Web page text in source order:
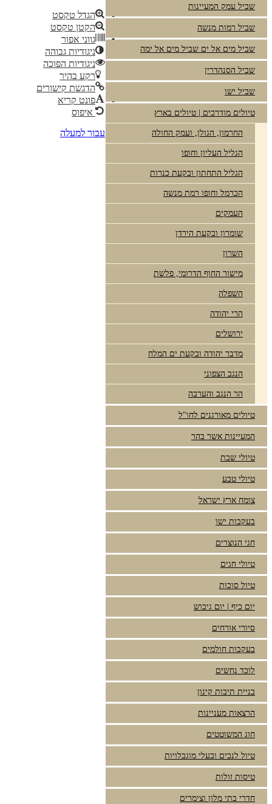
שביל עמק המעיינות
שביל רמות מנשה
שביל מים אל ים שביל מים אל ימה
שביל הסנהדרין
שביל ישו
טיולים מודרכים | טיולים בארץ
החרמון, הגולן, ועמק החולה
הגליל העליון וחופו
הגליל התחתון ובקעת כנרות
הכרמל וחופו רמת מנשה
העמקים
שומרון ובקעת הירדן
השרון
מישור החוף הדרומי, פלשת
השפלה
הרי יהודה
ירושלים
מדבר יהודה ובקעת ים המלח
הנגב הצפוני
הר הנגב והערבה
טיולים מאורגנים לחו"ל
המעיינות אשר בהר
טיולי שבת
טיולי טבע
צומח ארץ ישראל
בעקבות ישו
חגי הנוצרים
טיולי חגים
טיול סוכות
יום כיף | יום גיבוש
סיורי אורחים
בעקבות חולמים
לוכד נחשים
בניית תיבות קינון
הרצאות מעניינות
חוג המשוטטים
טיול לנכים ובעלי מוגבלויות
טיסות זולות
חדרי בתי מלון וצימרים
הגדל טקסט
הקטן טקסט
גווני אפור
ניגודיות גבוהה
ניגודיות הפוכה
רקע בהיר
הדגשת קישורים
פונט קריא
איפוס
עבור למעלה